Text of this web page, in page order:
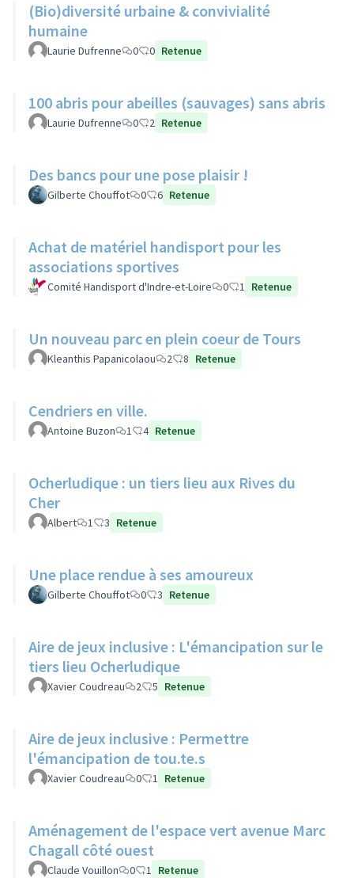
(Bio)diversité urbaine & convivialité
humaine
Laurie Dufrenne 0 0 Retenue
100 abris pour abeilles (sauvages) sans abris
Laurie Dufrenne 0 2 Retenue
Des bancs pour une pose plaisir !
Gilberte Chouffot 0 6 Retenue
Achat de matériel handisport pour les
associations sportives
Comité Handisport d'Indre-et-Loire 0 1 Retenue
Un nouveau parc en plein coeur de Tours
Kleanthis Papanicolaou 2 8 Retenue
Cendriers en ville.
Antoine Buzon 1 4 Retenue
Ocherludique : un tiers lieu aux Rives du
Cher
Albert 1 3 Retenue
Une place rendue à ses amoureux
Gilberte Chouffot 0 3 Retenue
Aire de jeux inclusive : L'émancipation sur le
tiers lieu Ocherludique
Xavier Coudreau 2 5 Retenue
Aire de jeux inclusive : Permettre
l'émancipation de tou.te.s
Xavier Coudreau 0 1 Retenue
Aménagement de l'espace vert avenue Marc
Chagall côté ouest
Claude Vouillon 0 1 Retenue